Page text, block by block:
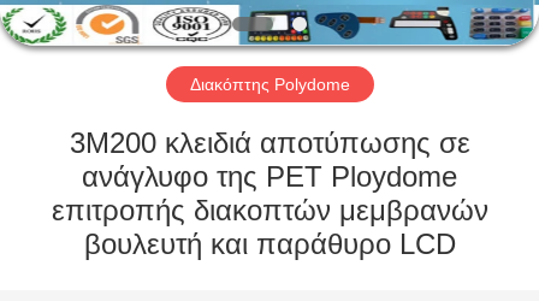
ΓΎΡΟΣ
ΕΡΓΟΣΤΑΣΊΩΝ
ΠΟΙΟΤΙΚΌΣ
ΈΛΕΓΧΟΣ
Διακόπτης Polydome
3M200 κλειδιά αποτύπωσης σε
ανάγλυφο της PET Ploydome
επιτροπής διακοπτών μεμβρανών
βουλευτή και παράθυρο LCD